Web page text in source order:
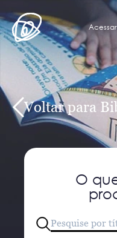
Voltar para
O